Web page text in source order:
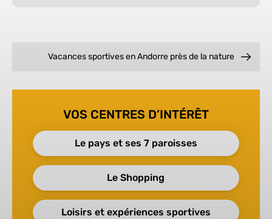
VOS CENTRES D’INTÉRÊT
Le pays et ses 7 paroisses
Le Shopping
Loisirs et expériences sportives
Vacances sportives en Andorre près de la nature